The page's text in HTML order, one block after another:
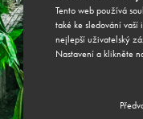
Tento web používá
také ke sledování vaší
nejlepší uživatelský
Nastavení a klikněte